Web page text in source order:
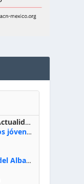
El Observador de la Actualidad
El agradecimiento de los jóvenes al Papa: «Hoy nos sentimos Iglesia»
José Ricardo González del Alba, artista sacro: «Yo oro, hablo con Dios, le pido al Espíritu Santo su inspiración y siempre pinto rezando el rosario para que sea Él quien actúe a través de mis manos»